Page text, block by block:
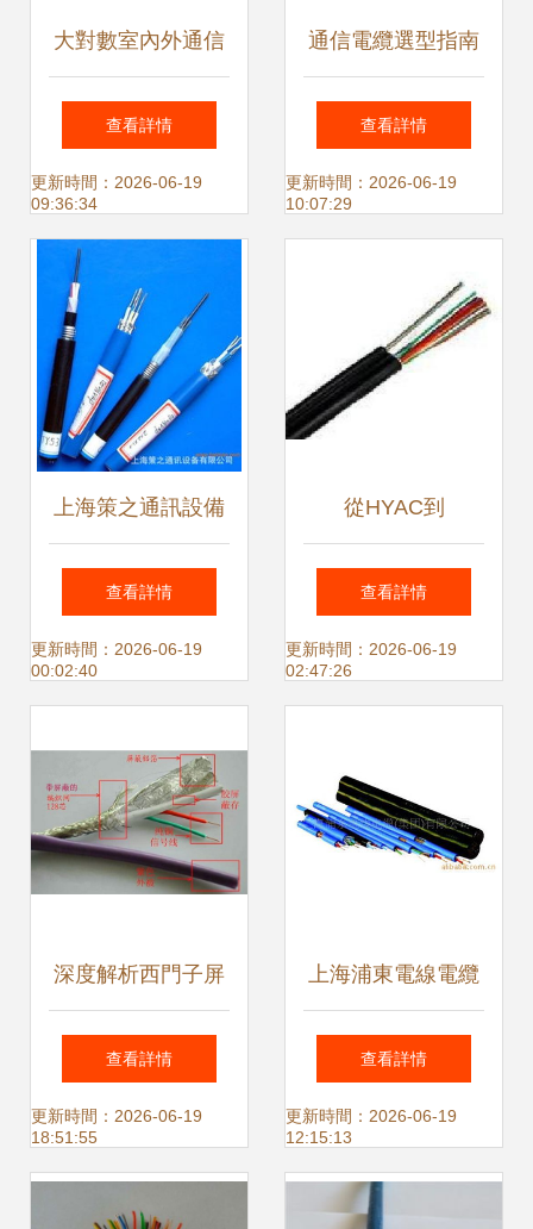
大對數室內外通信
電纜 打造穩定通訊
網絡的基石
查看詳情
更新時間：2026-06-19
09:36:34
通信電纜選型指南
HYV、RS485、
PTYA23等常見類
電纜銷售
查看詳情
更新時間：2026-06-19
10:07:29
上海策之通訊設備
特種電纜產品列表
通訊電纜與高效能
查看詳情
更新時間：2026-06-19
00:02:40
從HYAC到
DJFPFP 告別不透
明采購，《電纜型
神器推薦？天津市
電纜總廠第一分廠
家族名號
查看詳情
更新時間：2026-06-19
02:47:26
深度解析西門子屏
蔽電纜、DP總線與
德國進口通訊電纜
的技術與應用
查看詳情
更新時間：2026-06-19
18:51:55
上海浦東電線電纜
集團通訊電纜產品
列表
查看詳情
更新時間：2026-06-19
12:15:13